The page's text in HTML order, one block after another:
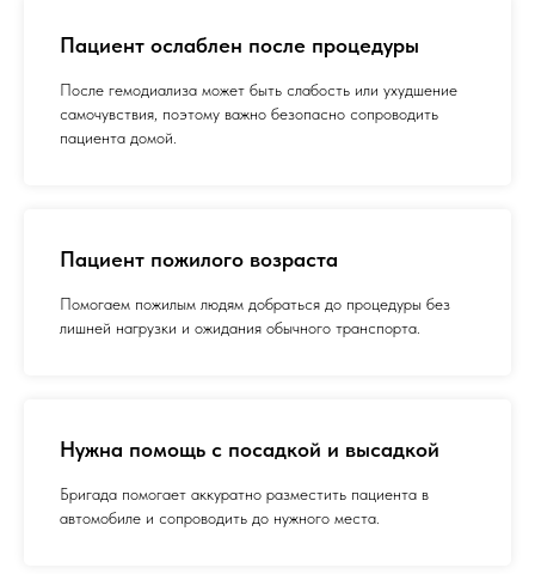
Пациент ослаблен после процедуры
После гемодиализа может быть слабость или ухудшение
самочувствия, поэтому важно безопасно сопроводить
пациента домой.
Пациент пожилого возраста
Помогаем пожилым людям добраться до процедуры без
лишней нагрузки и ожидания обычного транспорта.
Нужна помощь с посадкой и высадкой
Бригада помогает аккуратно разместить пациента в
автомобиле и сопроводить до нужного места.